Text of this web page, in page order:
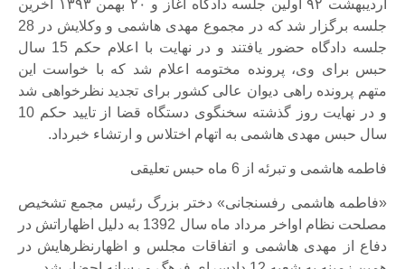
اردیبهشت ٩٢ اولین جلسه دادگاه آغاز و ٢٠ بهمن ١٣٩٣ آخرین
جلسه برگزار شد که در مجموع مهدی هاشمی و وکلایش در 28
جلسه دادگاه حضور یافتند و در نهایت با اعلام حکم 15 سال
حبس برای وی، پرونده مختومه اعلام شد که با خواست این
متهم پرونده راهی دیوان عالی کشور برای تجدید نظرخواهی شد
و در نهایت روز گذشته سخنگوی دستگاه قضا از تایید حکم 10
سال حبس مهدی هاشمی به اتهام اختلاس و ارتشاء خبرداد.
فاطمه هاشمی و تبرئه از 6 ماه حبس تعلیقی
«فاطمه هاشمی رفسنجانی» دختر بزرگ رئیس مجمع تشخیص
مصلحت نظام اواخر مرداد ماه سال 1392 به دلیل اظهاراتش در
دفاع از مهدی هاشمی و اتفاقات مجلس و اظهارنظرهایش در